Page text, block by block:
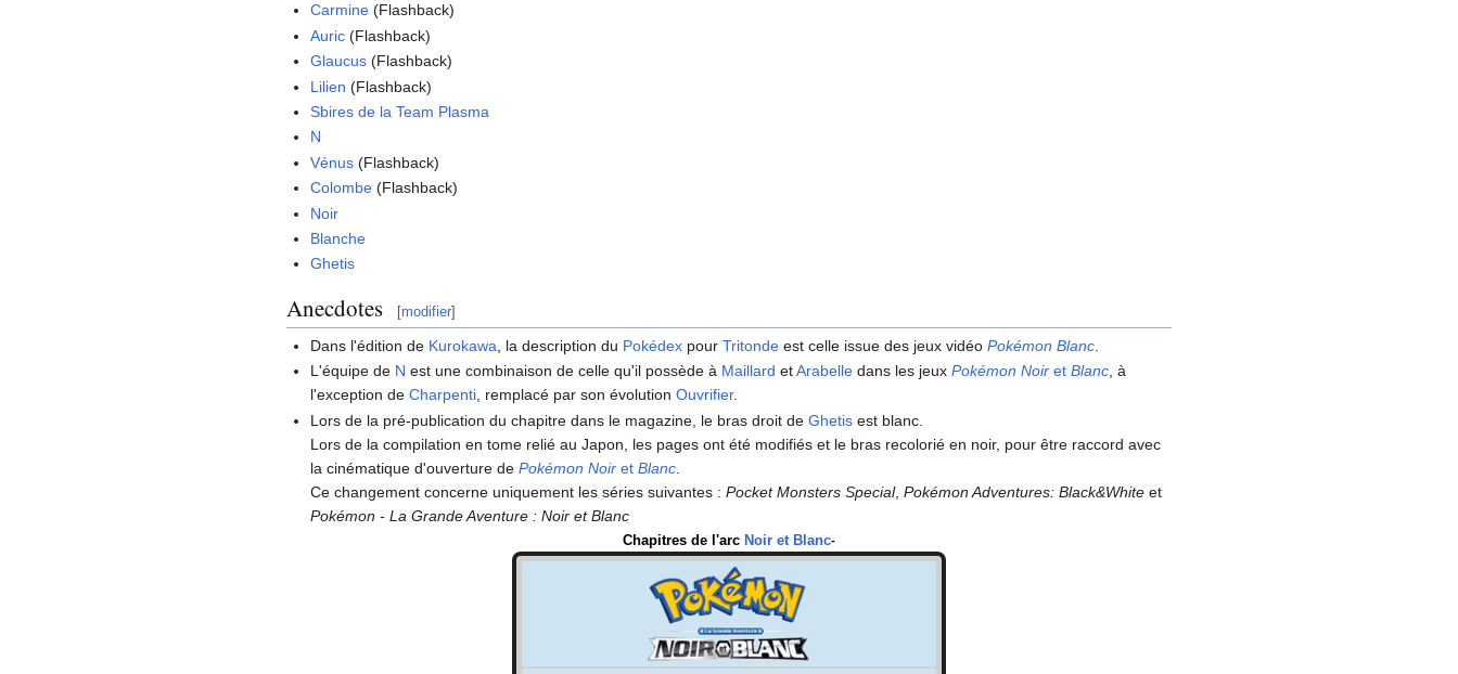
Carmine (Flashback)
Auric (Flashback)
Glaucus (Flashback)
Lilien (Flashback)
Sbires de la Team Plasma
N
Vénus (Flashback)
Colombe (Flashback)
Noir
Blanche
Ghetis
Anecdotes [modifier]
Dans l'édition de Kurokawa , la description du Pokédex pourTritonde est celle issue des jeux vidéoPokémon Blanc
L'équipe de N est une combinaison de celle qu'il possède à Maillard etArabelle dans les jeuxPokémon Noir etBlanc, à
l'exception deCharpenti, remplacé par son évolutionOuvrifier.
Lors de la pré-publication du chapitre dans le magazine, le bras droit deGhetis est blanc.
Lors de la compilation en tome relié au Japon, les pages ont été modifiés et le bras recolorié en noir, pour être raccord avec
la cinématique d'ouverture dePokémon Noir etBlanc
Ce changement concerne uniquement les séries suivantes :Pocket Monsters Special,Pokémon Adventures: Black&White et
Pokémon - La Grande Aventure : Noir et Blanc
Chapitres de l'arc Noir et Blanc-